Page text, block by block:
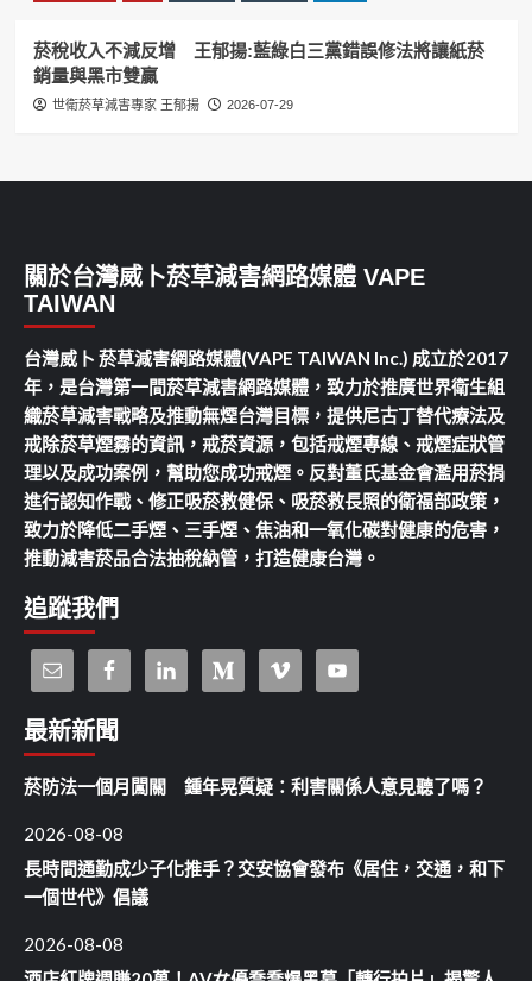
菸稅收入不減反增 王郁揚:藍綠白三黨錯誤修法將讓紙菸
銷量與黑市雙贏
世衛菸草減害專家 王郁揚 2026-07-29
關於台灣威卜菸草減害網路媒體 VAPE
TAIWAN
台灣威卜 菸草減害網路媒體(VAPE TAIWAN Inc.) 成立於2017
年，是台灣第一間菸草減害網路媒體，致力於推廣世界衛生組
織菸草減害戰略及推動無煙台灣目標，提供尼古丁替代療法及
戒除菸草煙霧的資訊，戒菸資源，包括戒煙專線、戒煙症狀管
理以及成功案例，幫助您成功戒煙。反對董氏基金會濫用菸捐
進行認知作戰、修正吸菸救健保、吸菸救長照的衛福部政策，
致力於降低二手煙、三手煙、焦油和一氧化碳對健康的危害，
推動減害菸品合法抽稅納管，打造健康台灣。
追蹤我們
最新新聞
菸防法一個月闖關 鍾年晃質疑：利害關係人意見聽了嗎？
2026-08-08
長時間通勤成少子化推手？交安協會發布《居住，交通，和下
一個世代》倡議
2026-08-08